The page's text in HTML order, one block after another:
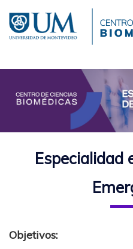
contenido
principal
Especialidad
Objetivos: